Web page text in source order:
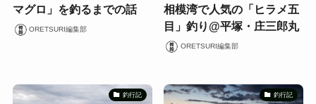
マグロ」を釣るまでの話
ORETSURI編集部
相模湾で人気の「ヒラメ五
目」釣り@平塚・庄三郎丸
ORETSURI編集部
釣行記 釣行記